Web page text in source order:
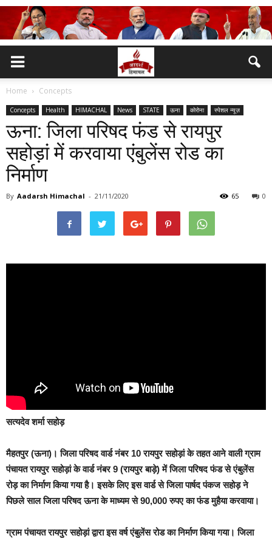
Home Concepts
Concepts Health HIMACHAL News STATE ऊना कोरोना स्पेशल न्यूज़
ऊना: जिला परिषद फंड से रायपुर
सहोड़ां में करवाया एंबुलेंस रोड का
निर्माण
By Aadarsh Himachal - 21/11/2020 0
65
सत्यदेव शर्मा सहोड़
मैहतपुर (ऊना)। जिला परिषद वार्ड नंबर 10 रायपुर सहोड़ां के तहत आने वाली ग्राम
पंचायत रायपुर सहोड़ां के वार्ड नंबर 9 (रायपुर बाड़े) में जिला परिषद फंड से एंबुलेंस
रोड़ का निर्माण किया गया है। इसके लिए इस वार्ड से जिला पार्षद पंकज सहोड़ ने
पिछले साल जिला परिषद ऊना के माध्यम से 90,000 रुपए का फंड मुहैया करवाया।
ग्राम पंचायत रायपुर सहोड़ां द्वारा इस वर्ष एंबुलेंस रोड का निर्माण किया गया। जिला